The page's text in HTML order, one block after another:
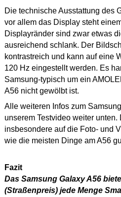
Die technische Ausstattung des
vor allem das Display steht
Displayränder sind zwar etwas
ausreichend schlank. Der
kontrastreich und kann auf eine
120 Hz eingestellt werden. Es
Samsung-typisch um ein
A56 nicht gewölbt ist.
Alle weiteren Infos zum
unserem Testvideo weiter unten.
insbesondere auf die Foto- und
wie die meisten Dinge am A56
Fazit
Das Samsung Galaxy A56
(Straßenpreis) jede Menge